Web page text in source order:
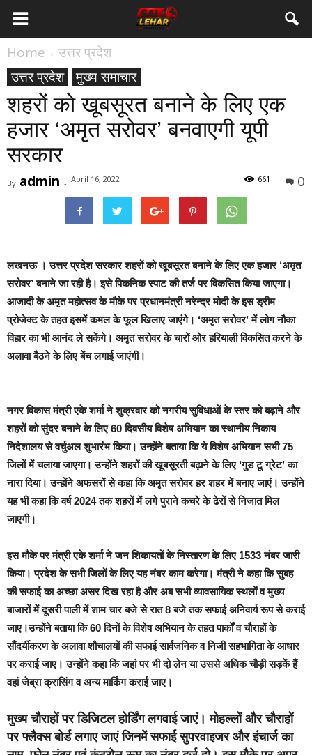
Home
उत्तर प्रदेश
उत्तर प्रदेश
मुख्य समाचार
शहरों को खूबसूरत बनाने के लिए एक
हजार ‘अमृत सरोवर’ बनवाएगी यूपी
सरकार
By admin - April 16, 2022 0
661
लखनऊ । उत्तर प्रदेश सरकार शहरों को खूबसूरत बनाने के लिए एक हजार ‘अमृत
सरोवर’ बनाने जा रही है। इसे पिकनिक स्पाट की तर्ज पर विकसित किया जाएगा।
आजादी के अमृत महोत्सव के मौके पर प्रधानमंत्री नरेन्द्र मोदी के इस ड्रीम
प्रोजेक्ट के तहत इसमें कमल के फूल खिलाए जाएंगे। ‘अमृत सरोवर’ में लोग नौका
विहार का भी आनंद ले सकेंगे। अमृत सरोवर के चारों ओर हरियाली विकसित करने के
अलावा बैठने के लिए बेंच लगाई जाएंगी।
नगर विकास मंत्री एके शर्मा ने शुक्रवार को नगरीय सुविधाओं के स्तर को बढ़ाने और
शहरों को सुंदर बनाने के लिए 60 दिवसीय विशेष अभियान का स्थानीय निकाय
निदेशालय से वर्चुअल शुभारंभ किया। उन्होंने बताया कि ये विशेष अभियान सभी 75
जिलों में चलाया जाएगा। उन्होंने शहरों की खूबसूरती बढ़ाने के लिए ‘गुड टू ग्रेट’ का
नारा दिया। उन्होंने अफसरों से कहा कि अमृत सरोवर हर शहर में बनाए जाएं। उन्होंने
यह भी कहा कि वर्ष 2024 तक शहरों में लगे पुराने कचरे के ढेरों से निजात मिल
जाएगी।
इस मौके पर मंत्री एके शर्मा ने जन शिकायतों के निस्तारण के लिए 1533 नंबर जारी
किया। प्रदेश के सभी जिलों के लिए यह नंबर काम करेगा। मंत्री ने कहा कि सुबह
की सफाई का अच्छा असर दिख रहा है और अब सभी व्यावसायिक स्थलों व मुख्य
बाजारों में दूसरी पाली में शाम चार बजे से रात 8 बजे तक सफाई अनिवार्य रूप से कराई
जाए।उन्होंने बताया कि 60 दिनों के विशेष अभियान के तहत पार्कों व चौराहों के
सौंदर्यीकरण के अलावा शौचालयों की सफाई सार्वजनिक व निजी सहभागिता के आधार
पर कराई जाए। उन्होंने कहा कि जहां पर भी दो लेन या उससे अधिक चौड़ी सड़कें हैं
वहां जेब्रा क्रासिंग व अन्य मार्किंग कराई जाए।
मुख्य चौराहों पर डिजिटल होर्डिंग लगवाई जाएं। मोहल्लों और चौराहों
पर फ्लैक्स बोर्ड लगाए जाएं जिनमें सफाई सुपरवाइजर और इंचार्ज का